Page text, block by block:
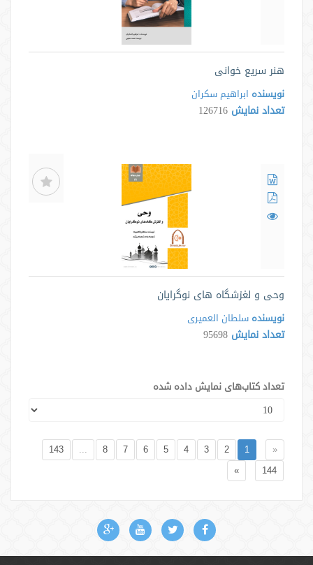
هنر سریع خوانی
نویسنده ابراهیم سکران
تعداد نمایش 126716
وحی و لغزشگاه های نوگرایان
نویسنده سلطان العمیری
تعداد نمایش 95698
تعداد کتاب‌های نمایش داده شده
«
1
2
3
4
5
6
7
8
...
143
144
»